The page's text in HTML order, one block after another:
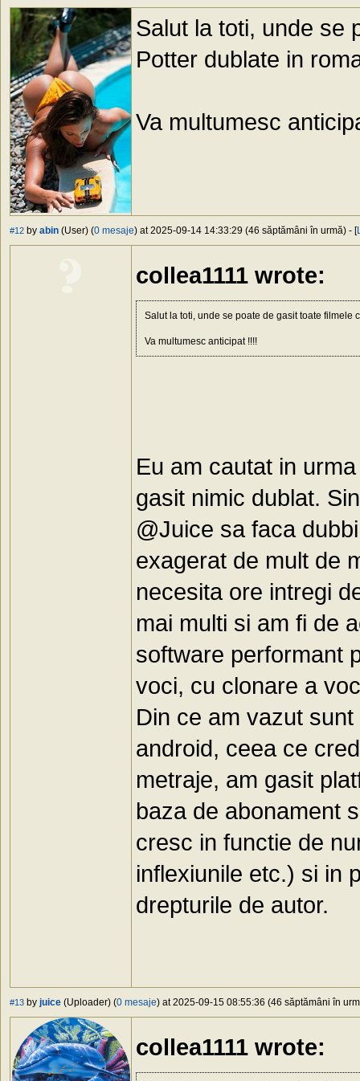
Salut la toti, unde se
Potter dublate in
Va multumesc
#12 by abin (User) (0 mesaje) at 2025-09-14 14:33:29 (46 săptămâni în urmă) - [
collea1111 wrote:
Salut la toti, unde se poate de gasit toate filmele
Va multumesc anticipat !!!!
Eu am cautat in
gasit nimic dublat.
@Juice sa faca
exagerat de mult de
necesita ore intregi
mai multi si am fi de
software performant
voci, cu clonare a
Din ce am vazut
android, ceea ce
metraje, am gasit
baza de abonament
cresc in functie de
inflexiunile etc.) si in
drepturile de autor.
#13 by juice (Uploader) (0 mesaje) at 2025-09-15 08:55:36 (46 săptămâni în
collea1111 wrote: